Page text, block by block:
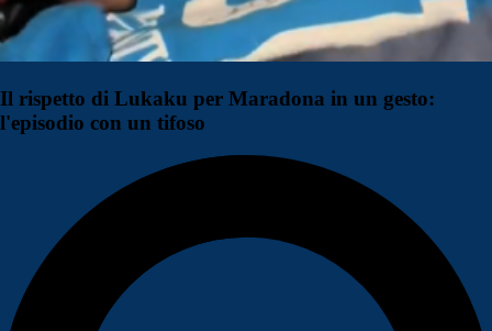
Il rispetto di Lukaku per Maradona in un gesto:
l'episodio con un tifoso